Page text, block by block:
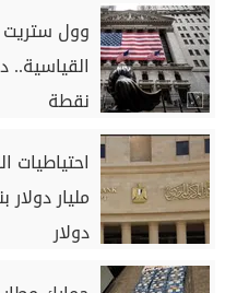
وول ستريت
نقطة
دولار